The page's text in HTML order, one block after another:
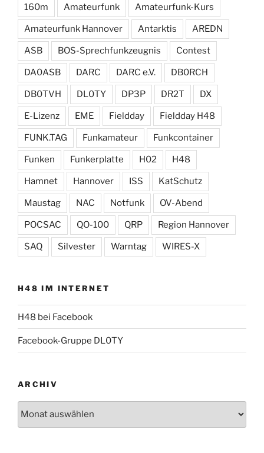
160m Amateurfunk Amateurfunk-Kurs
Amateurfunk Hannover Antarktis AREDN
ASB BOS-Sprechfunkzeugnis Contest
DA0ASB DARC DARC e.V. DB0RCH
DB0TVH DL0TY DP3P DR2T DX
E-Lizenz EME Fieldday Fieldday H48
FUNK.TAG Funkamateur Funkcontainer
Funken Funkerplatte H02 H48
Hamnet Hannover ISS KatSchutz
Maustag NAC Notfunk OV-Abend
POCSAC QO-100 QRP Region Hannover
SAQ Silvester Warntag WIRES-X
H48 IM INTERNET
H48 bei Facebook
Facebook-Gruppe DL0TY
ARCHIV